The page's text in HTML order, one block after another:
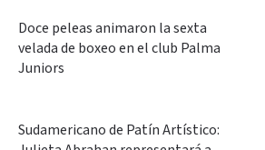
Doce peleas animaron la sexta
velada de boxeo en el club Palma
Juniors
Sudamericano de Patín Artístico: